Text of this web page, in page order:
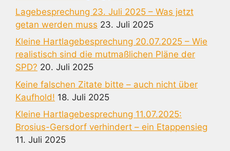
Lagebesprechung 23. Juli 2025 – Was jetzt
getan werden muss 23. Juli 2025
Kleine Hartlagebesprechung 20.07.2025 – Wie
realistisch sind die mutmaßlichen Pläne der
SPD? 20. Juli 2025
Keine falschen Zitate bitte – auch nicht über
Kaufhold! 18. Juli 2025
Kleine Hartlagebesprechung 11.07.2025:
Brosius-Gersdorf verhindert – ein Etappensieg
11. Juli 2025